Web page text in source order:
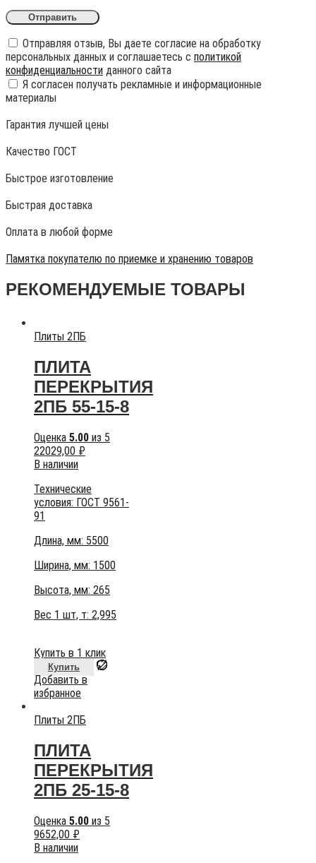
Отправляя отзыв, Вы даете согласие на обработку
персональных данных и соглашаетесь с политикой
конфиденциальности данного сайта
Я согласен получать рекламные и информационные
материалы
Гарантия лучшей цены
Качество ГОСТ
Быстрое изготовление
Быстрая доставка
Оплата в любой форме
Памятка покупателю по приемке и хранению товаров
РЕКОМЕНДУЕМЫЕ ТОВАРЫ
Плиты 2ПБ
ПЛИТА
ПЕРЕКРЫТИЯ
2ПБ 55-15-8
Оценка 5.00 из 5
22029,00 ₽
В наличии
Технические
условия: ГОСТ 9561-
91
Длина, мм: 5500
Ширина, мм: 1500
Высота, мм: 265
Вес 1 шт, т: 2,995
Купить в 1 клик
Купить
Добавить в
избранное
Плиты 2ПБ
ПЛИТА
ПЕРЕКРЫТИЯ
2ПБ 25-15-8
Оценка 5.00 из 5
9652,00 ₽
В наличии